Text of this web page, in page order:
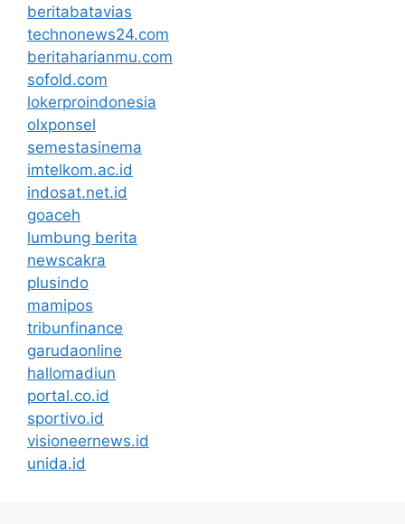
beritabatavias
technonews24.com
beritaharianmu.com
sofold.com
lokerproindonesia
olxponsel
semestasinema
imtelkom.ac.id
indosat.net.id
goaceh
lumbung berita
newscakra
plusindo
mamipos
tribunfinance
garudaonline
hallomadiun
portal.co.id
sportivo.id
visioneernews.id
unida.id